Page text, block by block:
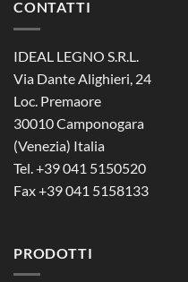
CONTATTI
IDEAL LEGNO S.R.L.
Via Dante Alighieri, 24
Loc. Premaore
30010 Camponogara
(Venezia) Italia
Tel. +39 041 5150520
Fax +39 041 5158133
PRODOTTI